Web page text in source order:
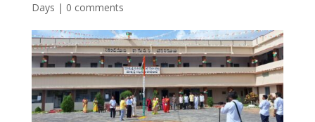
Days | 0 comments